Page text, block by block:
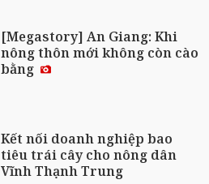
[Megastory] An Giang: Khi
nông thôn mới không còn cào
bằng
Kết nối doanh nghiệp bao
tiêu trái cây cho nông dân
Vĩnh Thạnh Trung